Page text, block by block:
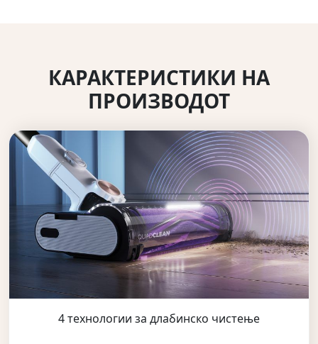
КАРАКТЕРИСТИКИ НА
ПРОИЗВОДОТ
4 технологии за длабинско чистење